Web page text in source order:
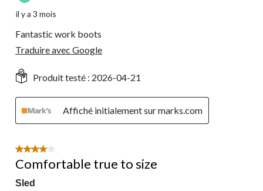
il y a 3 mois
Fantastic work boots
Traduire avec Google
Produit testé : 2026-04-21
Affiché initialement sur marks.com
4 étoile(s) sur 5.
Comfortable true to size
Sled